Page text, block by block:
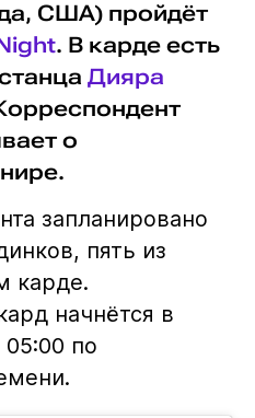
США) пройдёт
. В карде есть
Дияра
о
запланировано
пять из
карде.
начнётся в
05:00 по